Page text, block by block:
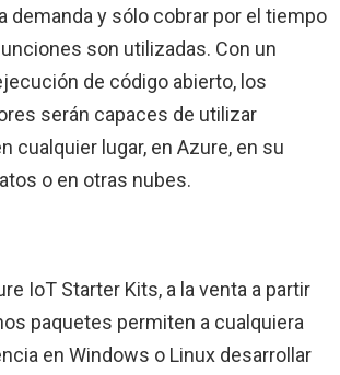
demanda y sólo cobrar por el tiempo
son utilizadas. Con un
de código abierto, los
serán capaces de utilizar
cualquier lugar, en Azure, en su
o en otras nubes.
IoT Starter Kits, a la venta a partir
paquetes permiten a cualquiera
en Windows o Linux desarrollar